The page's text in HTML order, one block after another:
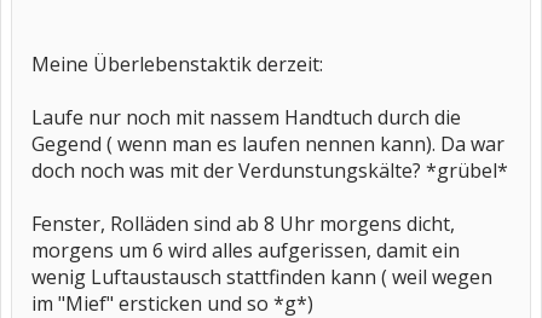
Meine Überlebenstaktik derzeit:
Laufe nur noch mit nassem Handtuch durch die
Gegend ( wenn man es laufen nennen kann). Da war
doch noch was mit der Verdunstungskälte? *grübel*
Fenster, Rolläden sind ab 8 Uhr morgens dicht,
morgens um 6 wird alles aufgerissen, damit ein
wenig Luftaustausch stattfinden kann ( weil wegen
im "Mief" ersticken und so *g*)